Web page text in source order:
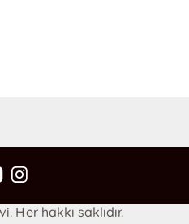
Her hakkı saklıdır.